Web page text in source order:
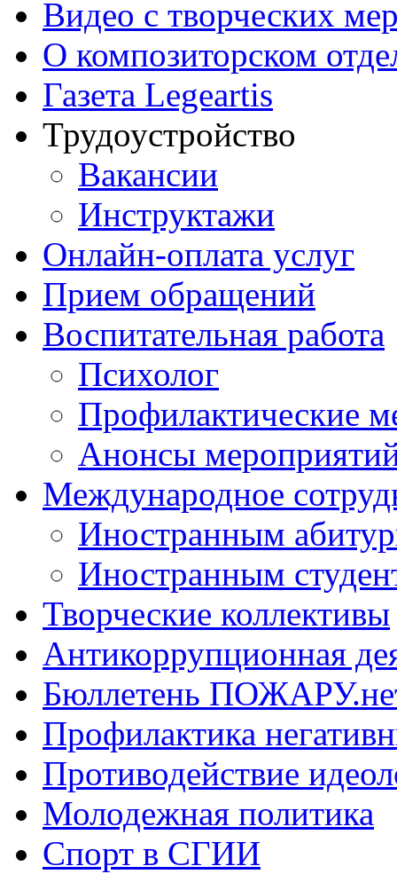
Видео с творческих
О композиторском
Газета Legeartis
Трудоустройство
Вакансии
Инструктажи
Онлайн-оплата услуг
Прием обращений
Воспитательная работа
Психолог
Профилактические
Анонсы
Международное
Иностранным
Иностранным
Творческие коллективы
Антикоррупционная
Бюллетень
Профилактика
Противодействие
Молодежная политика
Спорт в СГИИ